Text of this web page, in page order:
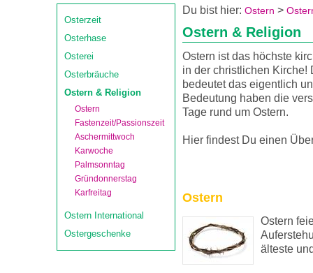
Osterzeit
Osterhase
Osterei
Osterbräuche
Ostern & Religion
Ostern
Fastenzeit/Passionszeit
Aschermittwoch
Karwoche
Palmsonntag
Gründonnerstag
Karfreitag
Ostern International
Ostergeschenke
Du bist hier: Ostern >
Ostern & Religion
Ostern ist das höchste
in der christlichen Kirche!
bedeutet das eigentlich
Bedeutung haben die
Tage rund um Ostern.
Hier findest Du einen
Ostern
Ostern
älteste